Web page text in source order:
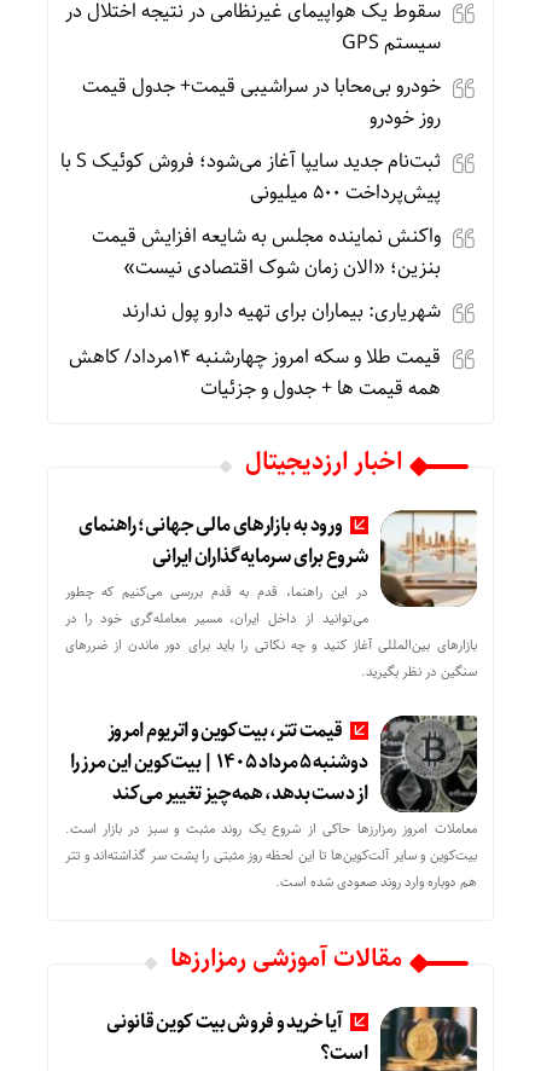
سقوط یک هواپیمای غیرنظامی در نتیجه اختلال در
سیستم‌ GPS
خودرو بی‌محابا در سراشیبی قیمت+ جدول قیمت
روز خودرو
ثبت‌نام جدید سایپا آغاز می‌شود؛ فروش کوئیک S با
پیش‌پرداخت ۵۰۰ میلیونی
واکنش نماینده مجلس به شایعه افزایش قیمت
بنزین؛ «الان زمان شوک اقتصادی نیست»
شهریاری: بیماران برای تهیه دارو پول ندارند
قیمت طلا و سکه امروز چهارشنبه 14مرداد/ کاهش
همه قیمت ها + جدول و جزئیات
اخبار ارزدیجیتال
ورود به بازارهای مالی جهانی؛ راهنمای
شروع برای سرمایه‌گذاران ایرانی
در این راهنما، قدم به قدم بررسی می‌کنیم که چطور
می‌توانید از داخل ایران، مسیر معامله‌گری خود را در
بازارهای بین‌المللی آغاز کنید و چه نکاتی را باید برای دور ماندن از ضررهای
سنگین در نظر بگیرید.
قیمت تتر، بیت‌کوین و اتریوم امروز
دوشنبه ۵ مرداد ۱۴۰۵ | بیت‌کوین این مرز را
از دست بدهد، همه‌چیز تغییر می‌کند
معاملات امروز رمزارز‌ها حاکی از شروع یک روند مثبت و سبز در بازار است.
بیت‌کوین و سایر آلت‌کوین‌ها تا این لحظه روز مثبتی را پشت سر گذاشته‌اند و تتر
هم دوباره وارد روند صعودی شده است.
مقالات آموزشی رمزارزها
آیا خرید و فروش بیت کوین قانونی
است؟